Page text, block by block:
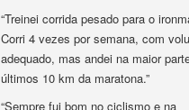
“Treinei corrida pesado para o
Corri 4 vezes por semana, com
adequado, mas andei na maior
últimos 10 km da maratona.”
“Sempre fui bom no ciclismo e na